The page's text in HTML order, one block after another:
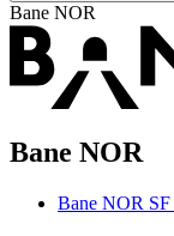
Bane NOR
Bane NOR
Bane NOR SF